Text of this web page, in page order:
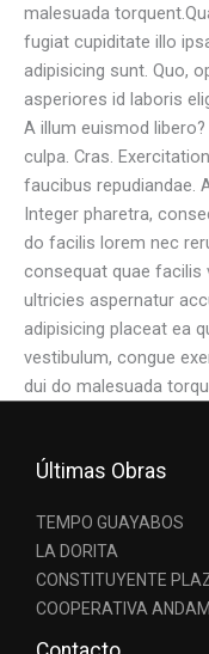
malesuada
fugiat cupiditate illo
adipisicing sunt. Quo,
asperiores id laboris
A illum euismod
culpa. Cras.
faucibus repudiandae.
Integer pharetra,
do facilis lorem nec
consequat quae
ultricies aspernatur
adipisicing placeat ea
vestibulum, congue
dui do malesuada
Últimas Obras
TEMPO GUAYABOS
LA DORITA
CONSTITUYENTE
COOPERATIVA